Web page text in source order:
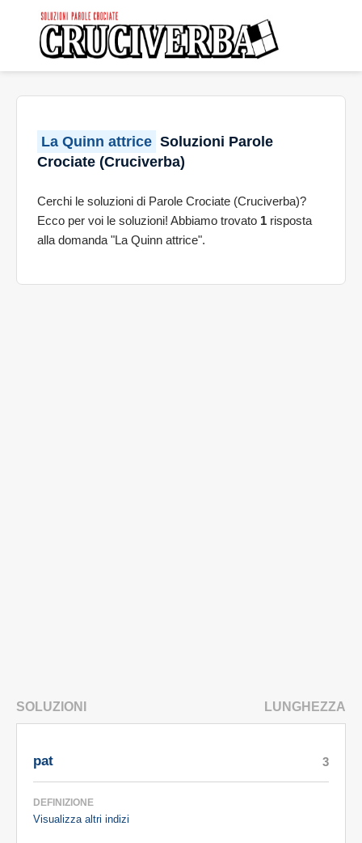
La Quinn attrice Soluzioni Parole
Crociate (Cruciverba)
Cerchi le soluzioni di Parole Crociate (Cruciverba)?
Ecco per voi le soluzioni! Abbiamo trovato 1 risposta
alla domanda "La Quinn attrice".
SOLUZIONI LUNGHEZZA
pat
DEFINIZIONE
Visualizza altri indizi
3